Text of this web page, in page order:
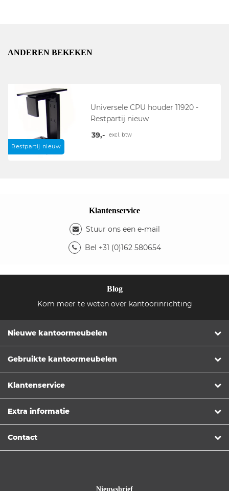
ANDEREN BEKEKEN
Restpartij nieuw
Universele CPU houder 11920 -
Restpartij nieuw
39,-
excl. btw
Klantenservice
Stuur ons een e-mail
Bel +31 (0)162 580654
Blog
Kom meer te weten over kantoorinrichting
Nieuwe kantoormeubelen
Gebruikte kantoormeubelen
Klantenservice
Extra informatie
Contact
Nieuwsbrief